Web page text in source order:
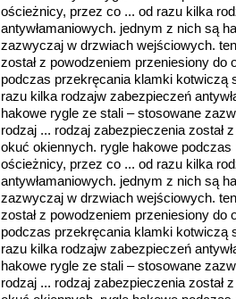
ościeżnicy, przez co ... od razu kilka
antywłamaniowych. jednym z nich są
zazwyczaj w drzwiach wejściowych.
został z powodzeniem przeniesiony do
podczas przekręcania klamki kotwiczą
razu kilka rodzajw zabezpieczeń
hakowe rygle ze stali – stosowane
rodzaj ... rodzaj zabezpieczenia został
okuć okiennych. rygle hakowe
ościeżnicy, przez co ... od razu kilka
antywłamaniowych. jednym z nich są
zazwyczaj w drzwiach wejściowych.
został z powodzeniem przeniesiony do
podczas przekręcania klamki kotwiczą
razu kilka rodzajw zabezpieczeń
hakowe rygle ze stali – stosowane
rodzaj ... rodzaj zabezpieczenia został